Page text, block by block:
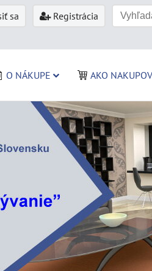
sa Registrácia
O NÁKUPE AKO